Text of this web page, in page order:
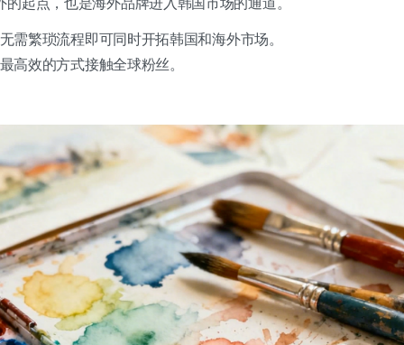
起点，也是海外品牌进入韩国市场的通道。
需繁琐流程即可同时开拓韩国和海外市场。
高效的方式接触全球粉丝。